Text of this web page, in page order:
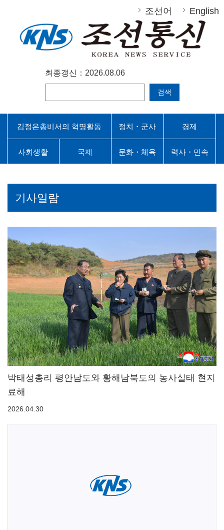
조선어 English
최종갱신：2026.08.06
검색
김정은총비서의 혁명활동 정치・군사 경제
사회생활 국제 문화・체육 력사・민속
기사일람
박태성총리 평안남도와 황해남북도의 농사실태 현지
료해
2026.04.30